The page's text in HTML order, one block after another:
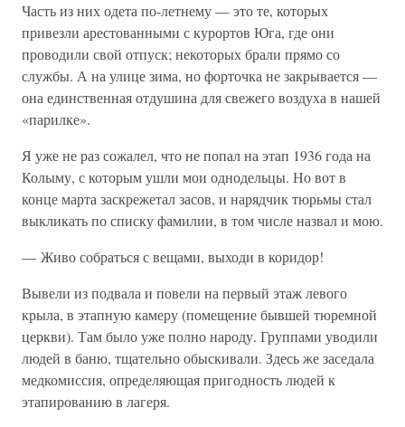
Часть из них одета по-летнему — это те, которых
привезли арестованными с курортов Юга, где они
проводили свой отпуск; некоторых брали прямо со
службы. А на улице зима, но форточка не закрывается —
она единственная отдушина для свежего воздуха в нашей
«парилке».
Я уже не раз сожалел, что не попал на этап 1936 года на
Колыму, с которым ушли мои однодельцы. Но вот в
конце марта заскрежетал засов, и нарядчик тюрьмы стал
выкликать по списку фамилии, в том числе назвал и мою.
— Живо собраться с вещами, выходи в коридор!
Вывели из подвала и повели на первый этаж левого
крыла, в этапную камеру (помещение бывшей тюремной
церкви). Там было уже полно народу. Группами уводили
людей в баню, тщательно обыскивали. Здесь же заседала
медкомиссия, определяющая пригодность людей к
этапированию в лагеря.